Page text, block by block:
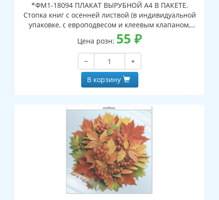
*ФМ1-18094 ПЛАКАТ ВЫРУБНОЙ А4 В ПАКЕТЕ.
Стопка книг с осенней листвой (в индивидуальной
упаковке, с европодвесом и клеевым клапаном,
двухсторонний, ВД-лак)
Цена розн: 55 ₽
−
+
В корзину